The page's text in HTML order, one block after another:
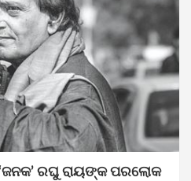
ରଘୁ ରାୟଙ୍କ ପରଲୋକ